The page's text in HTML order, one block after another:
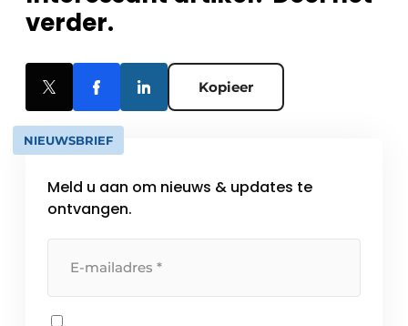
verder.
Kopieer
NIEUWSBRIEF
Meld u aan om nieuws & updates te
ontvangen.